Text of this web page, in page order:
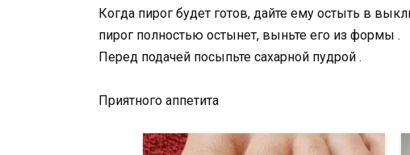
Когда пирог будет готов, дайте ему остыть в
пирог полностью остынет, выньте его из формы .
Перед подачей посыпьте сахарной пудрой .
Приятного аппетита